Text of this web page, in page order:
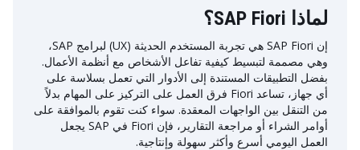
لماذا SAP Fiori؟
إن SAP Fiori هي تجربة المستخدم الحديثة (UX) لبرامج SAP،
وهي مصممة لتبسيط كيفية تفاعل الأشخاص مع أنظمة الأعمال.
بفضل التطبيقات المستندة إلى الأدوار التي تعمل بسلاسة على
أي جهاز، تساعد Fiori فرق العمل على التركيز على المهام بدلاً
من التنقل بين الواجهات المعقدة. سواء كنت تقوم بالموافقة على
أوامر الشراء أو مراجعة التقارير، فإن Fiori في SAP يجعل
العمل اليومي أسرع وأكثر سهولة وإنتاجية.